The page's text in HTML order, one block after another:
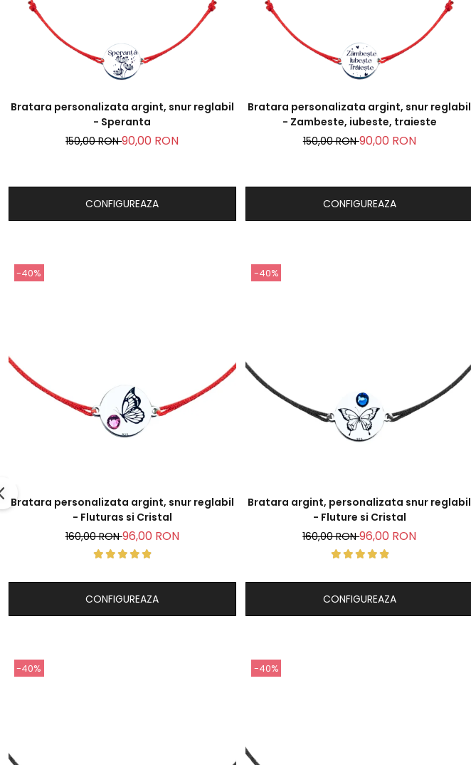
Bratara personalizata argint, snur reglabil
- Speranta
150,00 RON90,00 RON
CONFIGUREAZA
Bratara personalizata argint, snur reglabil
- Zambeste, iubeste, traieste
150,00 RON90,00 RON
CONFIGUREAZA
-40%
Bratara personalizata argint, snur reglabil
- Fluturas si Cristal
160,00 RON96,00 RON
CONFIGUREAZA
-40%
Bratara argint, personalizata snur reglabil
- Fluture si Cristal
160,00 RON96,00 RON
CONFIGUREAZA
-40% -40%